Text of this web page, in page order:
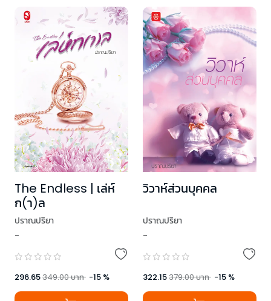
The Endless | เล่ห์
ก(า)ล
ปราณปริยา
-
296.65349.00บาท -15 %
วิวาห์ส่วนบุคคล
ปราณปริยา
-
322.15379.00บาท -15 %